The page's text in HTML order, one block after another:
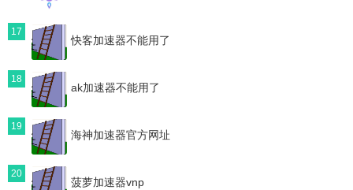
17
快客加速器不能用了
18
ak加速器不能用了
19
海神加速器官方网址
20
菠萝加速器vnp